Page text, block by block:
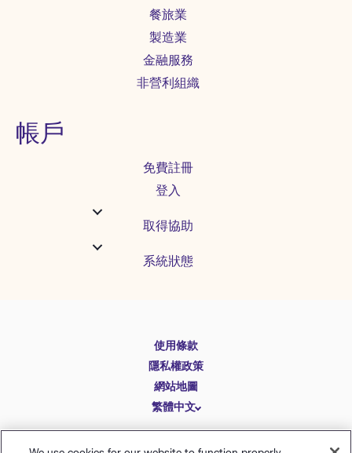
餐旅業
製造業
金融服務
非營利組織
帳戶
免費註冊
登入
取得協助
系統狀態
使用條款
隱私權政策
網站地圖
繁體中文
Español
Deutsch
简体中文